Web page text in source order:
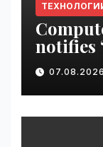
notifies
data
07.08.2026